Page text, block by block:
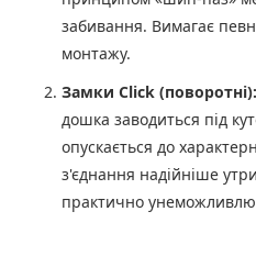
забивання. Вимагає
монтажу.
Замки Click (поворотні):
дошка заводиться під
опускається до
з'єднання надійніше
практично